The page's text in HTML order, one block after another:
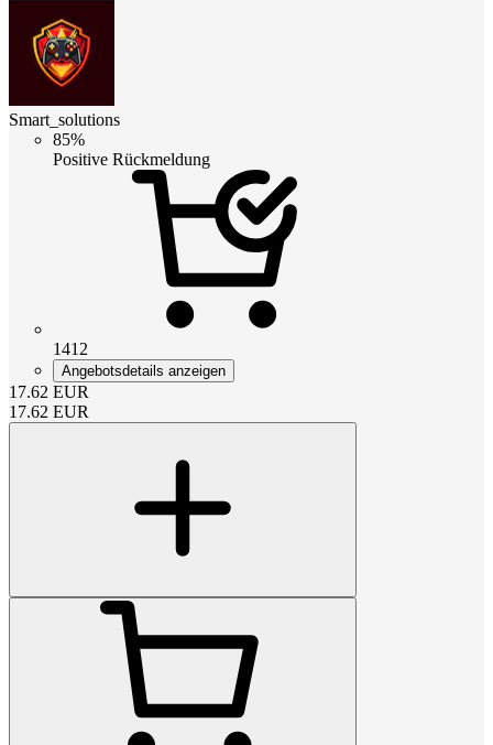
Smart_solutions
85%
Positive Rückmeldung
1412
Angebotsdetails anzeigen
17.62 EUR
17.62 EUR